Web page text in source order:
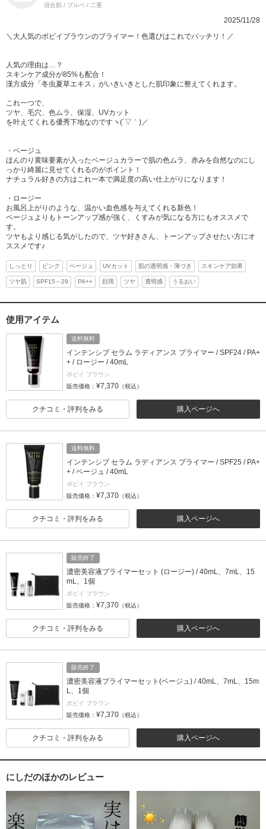
混合肌 / ブルベ / 二重
2025/11/28
＼大人気のボビイブラウンのプライマー！色選びはこれでバッチリ！／
人気の理由は…？
スキンケア成分が85%も配合！
漢方成分「冬虫夏草エキス」がいきいきとした肌印象に整えてくれます。
これ一つで、
ツヤ、毛穴、色ムラ、保湿、UVカット
を叶えてくれる優秀下地なのですヽ(´▽｀)／
・ベージュ
ほんのり黄味要素が入ったベージュカラーで肌の色ムラ、赤みを自然なのにし
っかり綺麗に見せてくれるのがポイント！
ナチュラル好きの方はこれ一本で満足度の高い仕上がりになります！
・ロージー
お風呂上がりのような、温かい血色感を与えてくれる新色！
ベージュよりもトーンアップ感が強く、くすみが気になる方にもオススメで
す。
ツヤもより感じる気がしたので、ツヤ好きさん、トーンアップさせたい方にオ
ススメです♪
しっとり ピンク ベージュ UVカット 肌の透明感・薄づき スキンケア効果
ツヤ肌 SPF15～29 PA++ 顔用 ツヤ 透明感 うるおい
使用アイテム
送料無料
インテンシブ セラム ラディアンス プライマー / SPF24 / PA+
+ / ロージー / 40mL
ボビイ ブラウン
販売価格： ¥7,370 （税込）
購入ページへ
クチコミ・評判をみる
送料無料
インテンシブ セラム ラディアンス プライマー / SPF25 / PA+
+ / ベージュ / 40mL
ボビイ ブラウン
販売価格： ¥7,370 （税込）
購入ページへ
クチコミ・評判をみる
販売終了
濃密美容液プライマーセット (ロージー) / 40mL、7mL、15
mL、1個
ボビイ ブラウン
販売価格： ¥7,370 （税込）
購入ページへ
クチコミ・評判をみる
販売終了
濃密美容液プライマーセット(ベージュ) / 40mL、7mL、15m
L、1個
ボビイ ブラウン
販売価格： ¥7,370 （税込）
購入ページへ
クチコミ・評判をみる
にしだのほかのレビュー